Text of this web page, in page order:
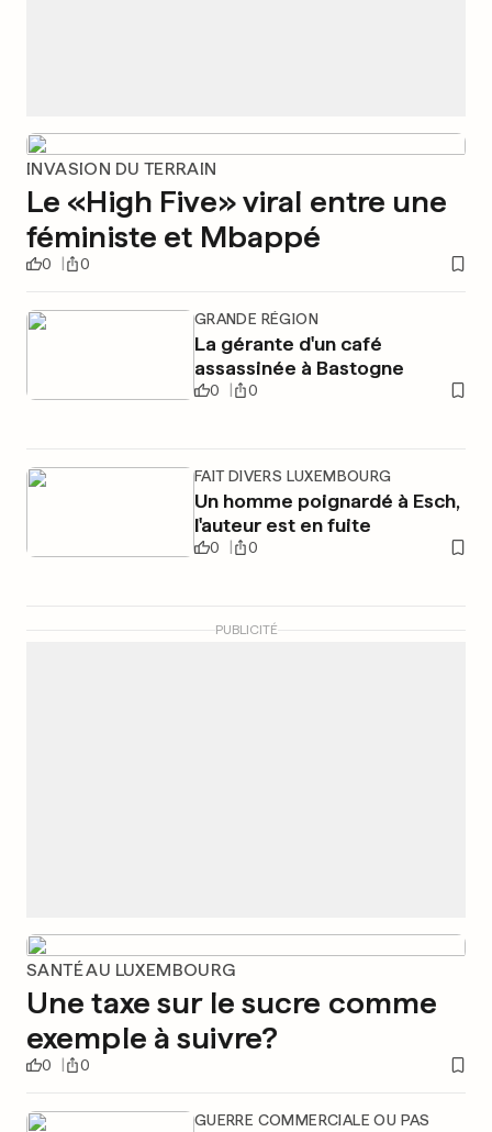
INVASION DU TERRAIN
Le «High Five» viral entre une
féministe et Mbappé
0 0
GRANDE RÉGION
La gérante d'un café
assassinée à Bastogne
0 0
FAIT DIVERS LUXEMBOURG
Un homme poignardé à Esch,
l'auteur est en fuite
0 0
PUBLICITÉ
SANTÉ AU LUXEMBOURG
Une taxe sur le sucre comme
exemple à suivre?
0 0
GUERRE COMMERCIALE OU PAS